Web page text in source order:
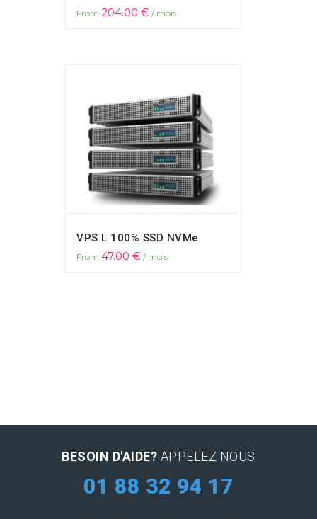
From 204.00 € / mois
VPS L 100% SSD NVMe
From 47.00 € / mois
BESOIN D'AIDE? APPELEZ NOUS
01 88 32 94 17